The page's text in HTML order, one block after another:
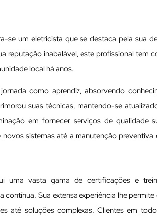
se um eletricista que se destaca pela sua
reputação inabalável, este profissional tem
local há anos.
como aprendiz, absorvendo
suas técnicas, mantendo-se
em fornecer serviços de qualidade
sistemas até a manutenção preventiva
uma vasta gama de certificações e
Sua extensa experiência lhe permite
até soluções complexas. Clientes em